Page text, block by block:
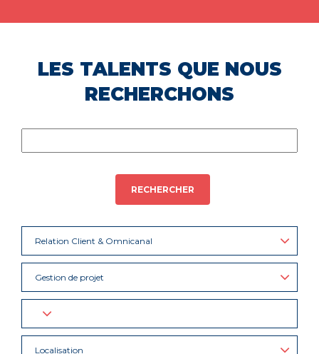
LES TALENTS QUE NOUS
RECHERCHONS
RECHERCHER
Relation Client & Omnicanal
Gestion de projet
Localisation